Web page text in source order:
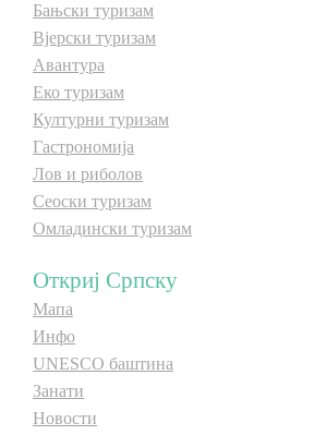
Бањски туризам
Вјерски туризам
Авантура
Еко туризам
Културни туризам
Гастрономија
Лов и риболов
Сеоски туризам
Омладински туризам
Откриј Српску
Мапа
Инфо
UNESCO баштина
Занати
Новости